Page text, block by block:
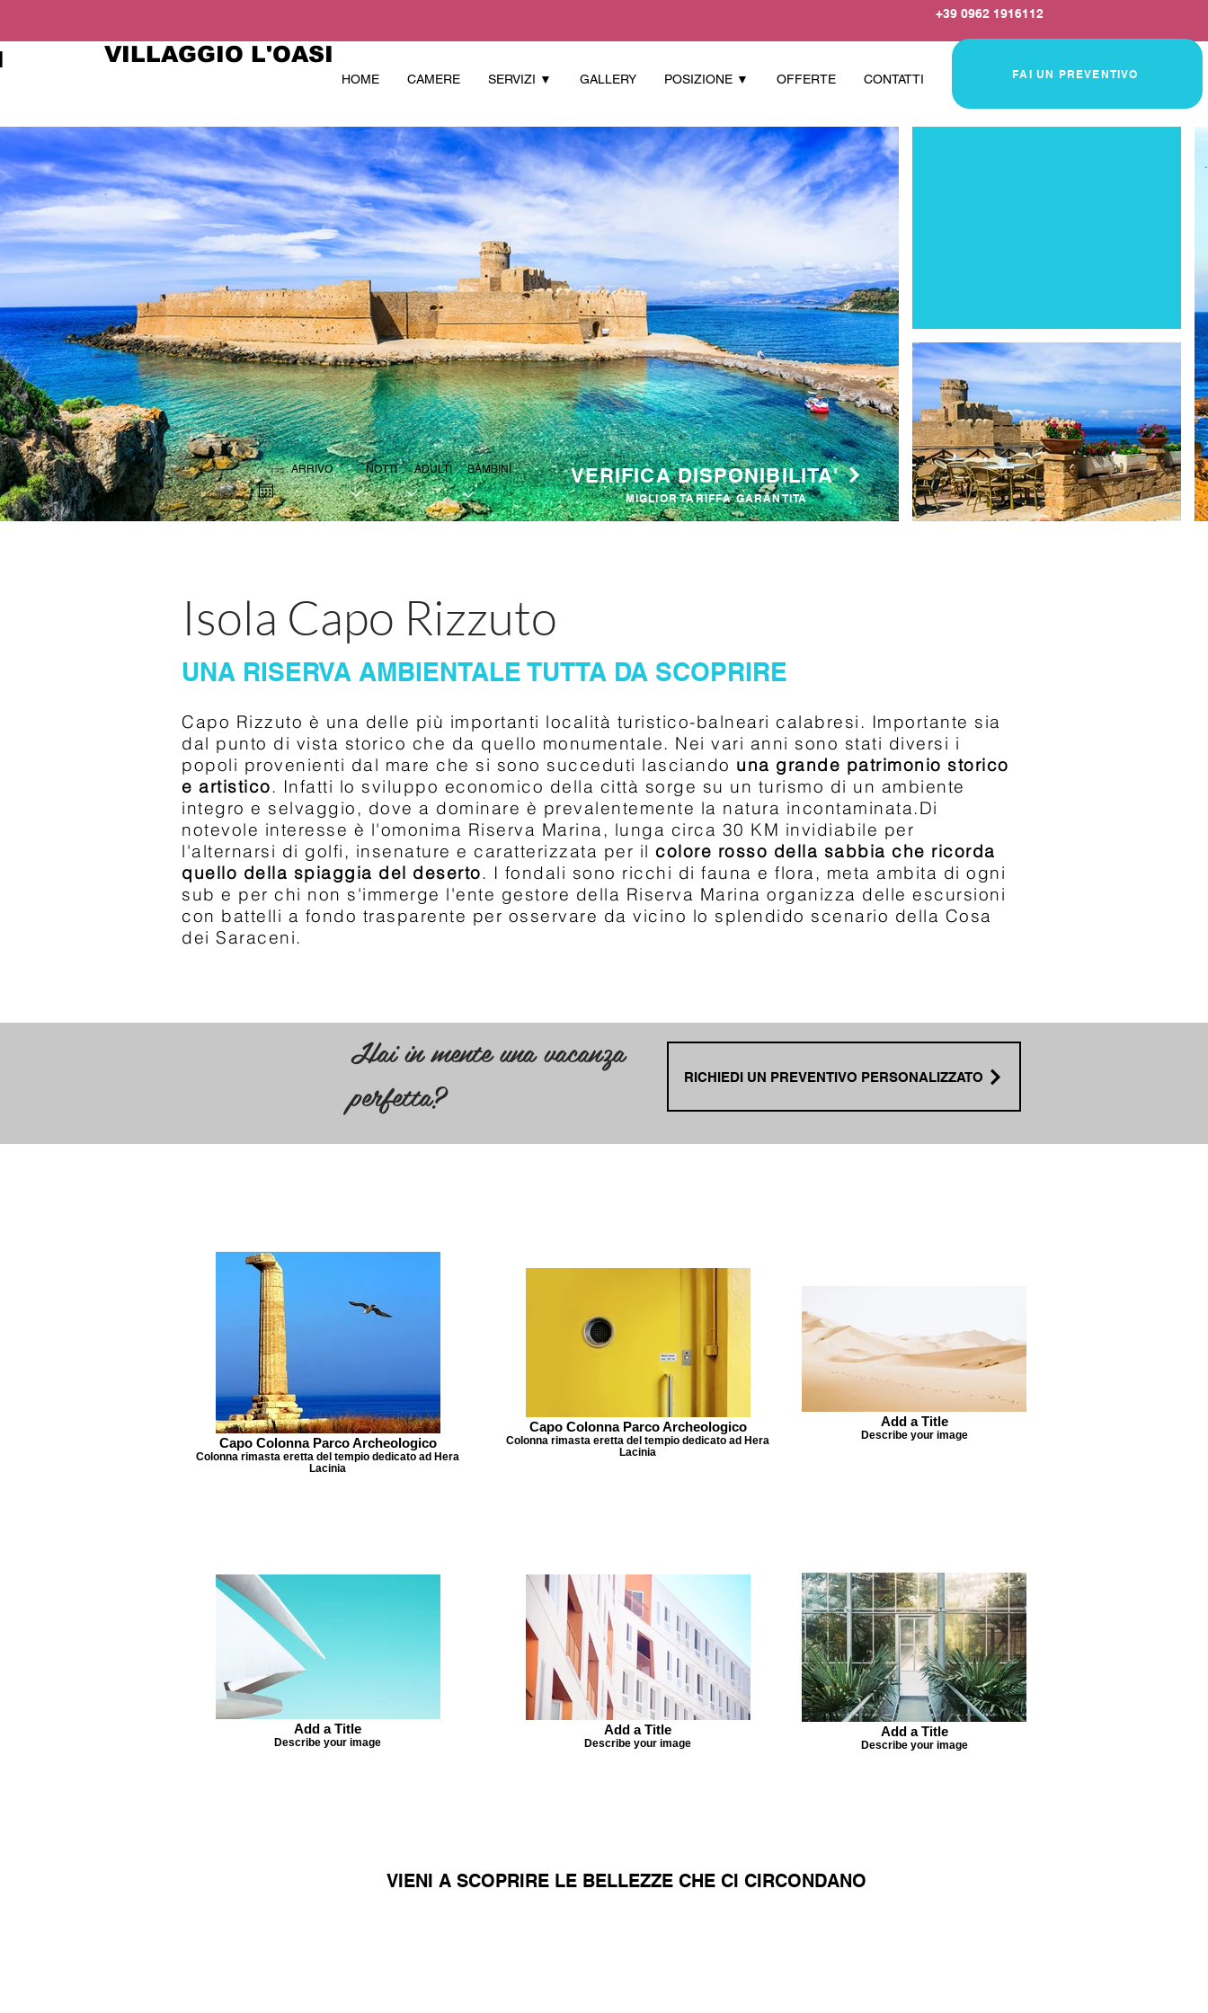
VILLAGGIO L'OASI
FAI UN PREVENTIVO
HOME CAMERE SERVIZI ▼ GALLERY POSIZIONE ▼ OFFERTE CONTATTI
+39 0962 1916112
ADULTI
NOTTI BAMBINI
ARRIVO *r
e
q
u
i
r
VERIFICA DISPONIBILITA'
MIGLIOR TARIFFA GARANTITA
Isola Capo Rizzuto
UNA RISERVA AMBIENTALE TUTTA DA SCOPRIRE
Capo Rizzuto è una delle più importanti località turistico-balneari calabresi. Importante sia
dal punto di vista storico che da quello monumentale. Nei vari anni sono stati diversi i
popoli provenienti dal mare che si sono succeduti lasciando una grande patrimonio storico
e artistico. Infatti lo sviluppo economico della città sorge su un turismo di un ambiente
integro e selvaggio, dove a dominare è prevalentemente la natura incontaminata.Di
notevole interesse è l'omonima Riserva Marina, lunga circa 30 KM invidiabile per
l'alternarsi di golfi, insenature e caratterizzata per il colore rosso della sabbia che ricorda
quello della spiaggia del deserto. I fondali sono ricchi di fauna e flora, meta ambita di ogni
sub e per chi non s'immerge l'ente gestore della Riserva Marina organizza delle escursioni
con battelli a fondo trasparente per osservare da vicino lo splendido scenario della Cosa
dei Saraceni.
Hai in mente una vacanza
perfetta?
RICHIEDI UN PREVENTIVO PERSONALIZZATO
Capo Colonna Parco Archeologico
Colonna rimasta eretta del tempio dedicato ad Hera
Lacinia
Capo Colonna Parco Archeologico
Colonna rimasta eretta del tempio dedicato ad Hera
Lacinia
Add a Title
Describe your image
Add a Title
Describe your image
Add a Title
Describe your image
Add a Title
Describe your image
VIENI A SCOPRIRE LE BELLEZZE CHE CI CIRCONDANO